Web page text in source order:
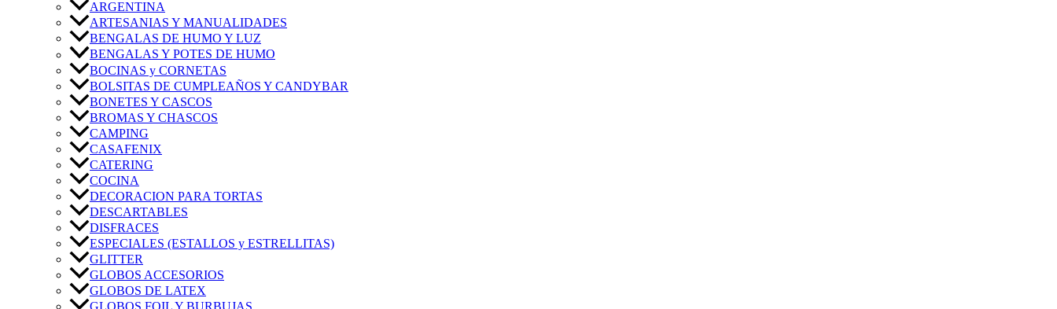
ARGENTINA
ARTESANIAS Y MANUALIDADES
BENGALAS DE HUMO Y LUZ
BENGALAS Y POTES DE HUMO
BOCINAS y CORNETAS
BOLSITAS DE CUMPLEAÑOS Y CANDYBAR
BONETES Y CASCOS
BROMAS Y CHASCOS
CAMPING
CASAFENIX
CATERING
COCINA
DECORACION PARA TORTAS
DESCARTABLES
DISFRACES
ESPECIALES (ESTALLOS y ESTRELLITAS)
GLITTER
GLOBOS ACCESORIOS
GLOBOS DE LATEX
GLOBOS FOIL Y BURBUJAS